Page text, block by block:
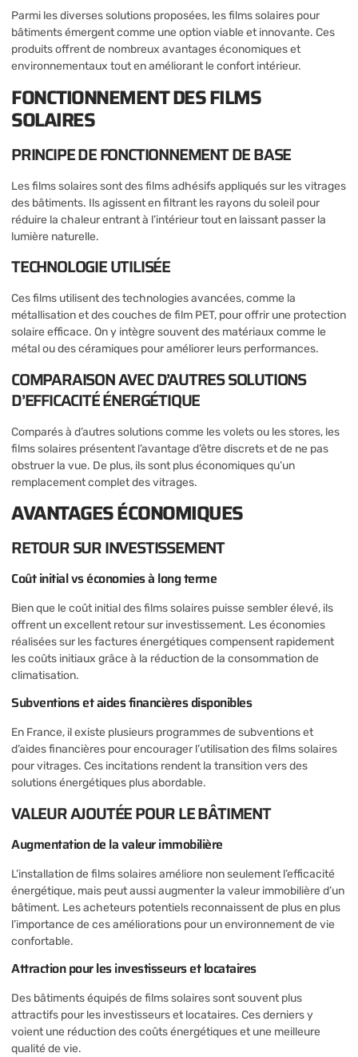
Parmi les diverses solutions proposées, les films solaires pour
bâtiments émergent comme une option viable et innovante. Ces
produits offrent de nombreux avantages économiques et
environnementaux tout en améliorant le confort intérieur.
FONCTIONNEMENT DES FILMS
SOLAIRES
PRINCIPE DE FONCTIONNEMENT DE BASE
Les films solaires sont des films adhésifs appliqués sur les vitrages
des bâtiments. Ils agissent en filtrant les rayons du soleil pour
réduire la chaleur entrant à l’intérieur tout en laissant passer la
lumière naturelle.
TECHNOLOGIE UTILISÉE
Ces films utilisent des technologies avancées, comme la
métallisation et des couches de film PET, pour offrir une protection
solaire efficace. On y intègre souvent des matériaux comme le
métal ou des céramiques pour améliorer leurs performances.
COMPARAISON AVEC D’AUTRES SOLUTIONS
D’EFFICACITÉ ÉNERGÉTIQUE
Comparés à d’autres solutions comme les volets ou les stores, les
films solaires présentent l’avantage d’être discrets et de ne pas
obstruer la vue. De plus, ils sont plus économiques qu’un
remplacement complet des vitrages.
AVANTAGES ÉCONOMIQUES
RETOUR SUR INVESTISSEMENT
Coût initial vs économies à long terme
Bien que le coût initial des films solaires puisse sembler élevé, ils
offrent un excellent retour sur investissement. Les économies
réalisées sur les factures énergétiques compensent rapidement
les coûts initiaux grâce à la réduction de la consommation de
climatisation.
Subventions et aides financières disponibles
En France, il existe plusieurs programmes de subventions et
d’aides financières pour encourager l’utilisation des films solaires
pour vitrages. Ces incitations rendent la transition vers des
solutions énergétiques plus abordable.
VALEUR AJOUTÉE POUR LE BÂTIMENT
Augmentation de la valeur immobilière
L’installation de films solaires améliore non seulement l’efficacité
énergétique, mais peut aussi augmenter la valeur immobilière d’un
bâtiment. Les acheteurs potentiels reconnaissent de plus en plus
l’importance de ces améliorations pour un environnement de vie
confortable.
Attraction pour les investisseurs et locataires
Des bâtiments équipés de films solaires sont souvent plus
attractifs pour les investisseurs et locataires. Ces derniers y
voient une réduction des coûts énergétiques et une meilleure
qualité de vie.